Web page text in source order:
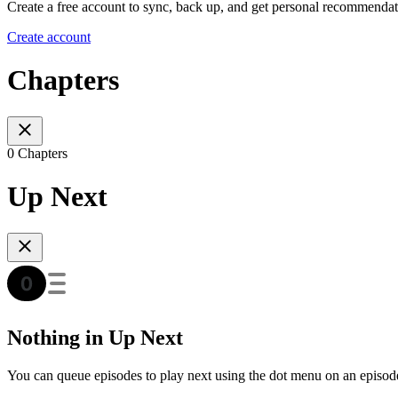
Create a free account to sync, back up, and get personal
Create account
Chapters
0 Chapters
Up Next
Nothing in Up Next
You can queue episodes to play next using the dot menu on an